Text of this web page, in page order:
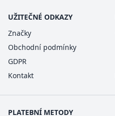
UŽITEČNÉ ODKAZY
Značky
Obchodní podmínky
GDPR
Kontakt
PLATEBNÍ METODY